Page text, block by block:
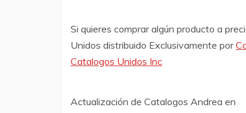
Si quieres comprar algún producto a
Unidos distribuido Exclusivamente por
Catalogos Unidos Inc
Actualización de Catalogos Andrea en